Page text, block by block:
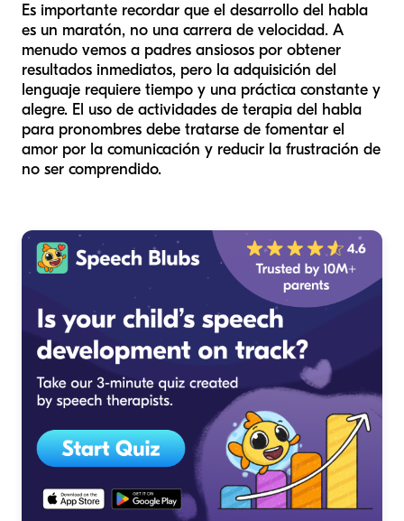
Es importante recordar que el desarrollo del habla
es un maratón, no una carrera de velocidad. A
menudo vemos a padres ansiosos por obtener
resultados inmediatos, pero la adquisición del
lenguaje requiere tiempo y una práctica constante y
alegre. El uso de actividades de terapia del habla
para pronombres debe tratarse de fomentar el
amor por la comunicación y reducir la frustración de
no ser comprendido.